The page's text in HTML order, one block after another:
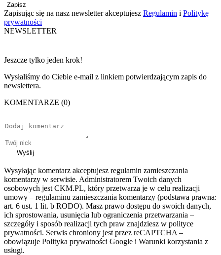
Zapisz
Zapisując się na nasz newsletter akceptujesz Regulamin i Politykę
prywatności
NEWSLETTER
Jeszcze tylko jeden krok!
Wysłaliśmy do Ciebie e-mail z linkiem potwierdzającym zapis do
newslettera.
KOMENTARZE (0)
Wyślij
Wysyłając komentarz akceptujesz regulamin zamieszczania
komentarzy w serwisie. Administratorem Twoich danych
osobowych jest CKM.PL, który przetwarza je w celu realizacji
umowy – regulaminu zamieszczania komentarzy (podstawa prawna:
art. 6 ust. 1 lit. b RODO). Masz prawo dostępu do swoich danych,
ich sprostowania, usunięcia lub ograniczenia przetwarzania –
szczegóły i sposób realizacji tych praw znajdziesz w polityce
prywatności. Serwis chroniony jest przez reCAPTCHA –
obowiązuje Polityka prywatności Google i Warunki korzystania z
usługi.